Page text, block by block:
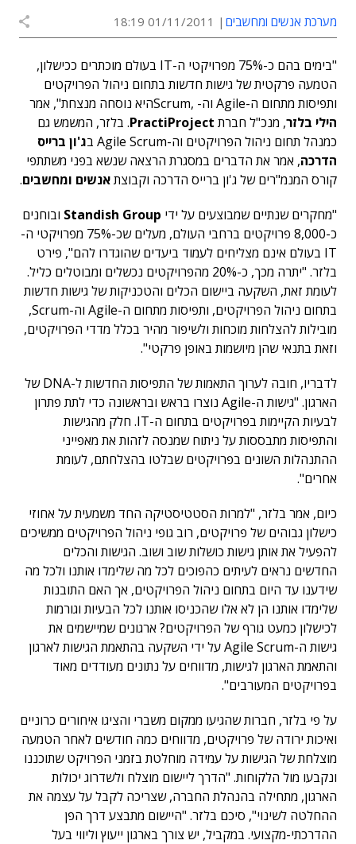
מערכת אנשים ומחשבים 01/11/2011 18:19
"בימים בהם כ-75% מפרויקטי ה-IT בעולם מוכתרים ככישלון,
הטמעה פרקטית של גישות חדשות בתחום ניהול הפרויקטים
ותפיסות מתחום ה-Agile וה- ,Scrumהיא נוסחה מנצחת", אמר
הילי בלזר, מנכ"ל חברת PractiProject. בלזר, המשמש גם
כמנהל תחום ניהול הפרויקטים וה-Agile Scrum ב
ג'ון ברייס
הדרכה, אמר את הדברים במסגרת הרצאה שנשא בפני משתתפי
קורס המנמ"רים של ג'ון ברייס הדרכה וקבוצתאנשים ומחשבים.
"מחקרים שנתיים שמבוצעים על ידי Standish Group ובוחנים
כ-8,000 פרויקטים ברחבי העולם, מעלים שכ-75% מפרויקטי ה-
IT בעולם אינם מצליחים לעמוד ביעדים שהוגדרו להם", פירט
בלזר. "יתרה מכך, כ-20% מהפרויקטים נכשלים ומבוטלים כליל.
לעומת זאת, השקעה ביישום הכלים והטכניקות של גישות חדשות
בתחום ניהול הפרויקטים, ותפיסות מתחום ה-Agile וה-Scrum,
מובילות להצלחות מוכחות ולשיפור מהיר בכלל מדדי הפרויקטים,
וזאת בתנאי שהן מיושמות באופן פרקטי".
לדבריו, חובה לערוך התאמות של התפיסות החדשות ל-DNA של
הארגון. "גישות ה-Agile נוצרו בראש ובראשונה כדי לתת פתרון
לבעיות הקיימות בפרויקטים בתחום ה-IT. חלק מהגישות
והתפיסות מתבססות על ניתוח שמנסה לזהות את מאפייני
ההתנהלות השונים בפרויקטים שבלטו בהצלחתם, לעומת
אחרים".
כיום, אמר בלזר, "למרות הסטטיסטיקה החד משמעית על אחוזי
כישלון גבוהים של פרויקטים, רוב גופי ניהול הפרויקטים ממשיכים
להפעיל את אותן גישות כושלות שוב ושוב. הגישות והכלים
החדשים נראים לעיתים כהפוכים לכל מה שלימדו אותנו ולכל מה
שידענו עד היום בתחום ניהול הפרויקטים, אך האם התובנות
שלימדו אותנו הן לא אלו שהכניסו אותנו לכל הבעיות וגורמות
לכישלון כמעט גורף של הפרויקטים? ארגונים שמיישמים את
גישות ה-Agile Scrum על ידי השקעה בהתאמת הגישות לארגון
והתאמת הארגון לגישות, מדווחים על נתונים מעודדים מאוד
בפרויקטים המעורבים".
על פי בלזר, חברות שהגיעו ממקום משברי והציגו איחורים כרוניים
ואיכות ירודה של פרויקטים, מדווחים כמה חודשים לאחר הטמעה
מוצלחת של הגישות על עמידה מוחלטת בזמני הפרויקט שתוכננו
ונקבעו מול הלקוחות. "הדרך ליישום מוצלח ולשדרוג יכולות
הארגון, מתחילה בהנהלת החברה, שצריכה לקבל על עצמה את
ההחלטה לשינוי", סיכם בלזר. "היישום מתבצע דרך הפן
ההדרכתי-מקצועי. במקביל, יש צורך בארגון ייעוץ וליווי בעל